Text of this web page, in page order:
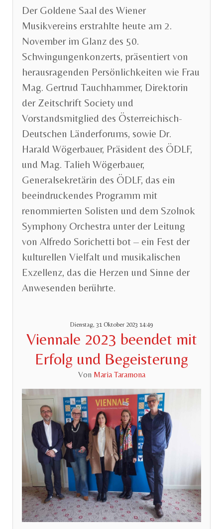
Der Goldene Saal des Wiener
Musikvereins erstrahlte heute am 2.
November im Glanz des 50.
Schwingungenkonzerts, präsentiert von
herausragenden Persönlichkeiten wie Frau
Mag. Gertrud Tauchhammer, Direktorin
der Zeitschrift Society und
Vorstandsmitglied des Österreichisch-
Deutschen Länderforums, sowie Dr.
Harald Wögerbauer, Präsident des ÖDLF,
und Mag. Talieh Wögerbauer,
Generalsekretärin des ÖDLF, das ein
beeindruckendes Programm mit
renommierten Solisten und dem Szolnok
Symphony Orchestra unter der Leitung
von Alfredo Sorichetti bot – ein Fest der
kulturellen Vielfalt und musikalischen
Exzellenz, das die Herzen und Sinne der
Anwesenden berührte.
Dienstag, 31 Oktober 2023 14:49
Viennale 2023 beendet mit
Erfolg und Begeisterung
Von Maria Taramona